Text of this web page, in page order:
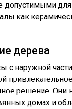
допустимыми для
как
дерева
с наружной
решение. Они
домах и